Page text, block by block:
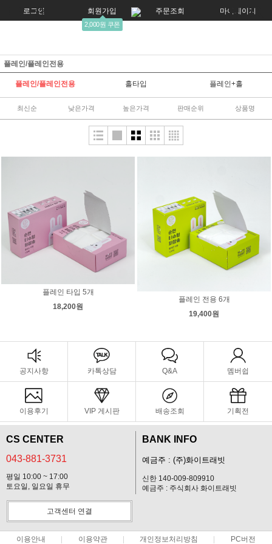
로그인 회원가입
2,000원 쿠폰
주문조회 마이페이지
플레인/플레인전용
플레인/플레인전용 홀타입 플레인+홀
최신순 낮은가격 높은가격 판매순위 상품명
플레인 타입 5개
18,200원
플레인 전용 6개
19,400원
공지사항 카톡상담 Q&A 멤버쉽
이용후기 VIP 게시판 배송조회 기획전
CS CENTER
043-881-3731
평일 10:00 ~ 17:00
토요일, 일요일 휴무
BANK INFO
예금주 : (주)화이트래빗
신한 140-009-809910
예금주 : 주식회사 화이트래빗
고객센터 연결
이용안내 이용약관 개인정보처리방침 PC버전